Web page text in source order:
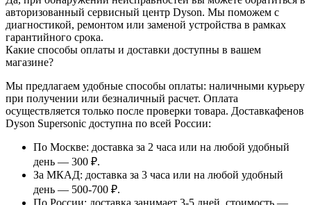
авторизованный сервисный центр Dyson. Мы поможем с
диагностикой, ремонтом или заменой устройства в рамках
гарантийного срока.
Какие способы оплаты и доставки доступны в вашем
магазине?
Мы предлагаем удобные способы оплаты: наличными курьеру
при получении или безналичный расчет. Оплата
осуществляется только после проверки товара. Доставкафенов
Dyson Supersonic доступна по всей России:
По Москве: доставка за 2 часа или на любой удобный
день — 300 ₽.
За МКАД: доставка за 3 часа или на любой удобный
день — 500-700 ₽.
По России: доставка занимает 3-5 дней, стоимость —